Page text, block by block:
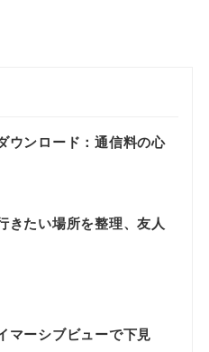
ンロード：通信料の心
たい場所を整理、友人
ーシブビューで下見